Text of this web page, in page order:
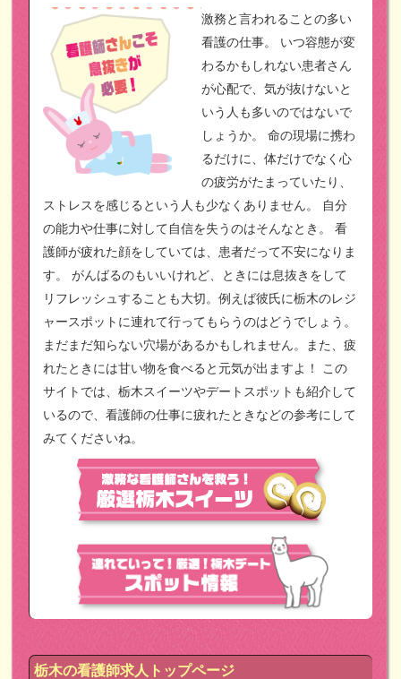
激務と言われることの多い
看護の仕事。
いつ容態が変
わるかもしれない患者さん
が心配で、気が抜けないと
いう人も多いのではないで
しょうか。
命の現場に携わ
るだけに、体だけでなく心
の疲労がたまっていたり、
ストレスを感じるという人も少なくありません。
自分
の能力や仕事に対して自信を失うのはそんなとき。
看
護師が疲れた顔をしていては、患者だって不安になりま
す。
がんばるのもいいけれど、ときには息抜きをして
リフレッシュすることも大切。例えば彼氏に栃木のレジ
ャースポットに連れて行ってもらうのはどうでしょう。
まだまだ知らない穴場があるかもしれません。また、疲
れたときには甘い物を食べると元気が出ますよ！
この
サイトでは、栃木スイーツやデートスポットも紹介して
いるので、看護師の仕事に疲れたときなどの参考にして
みてくださいね。
栃木の看護師求人トップページ